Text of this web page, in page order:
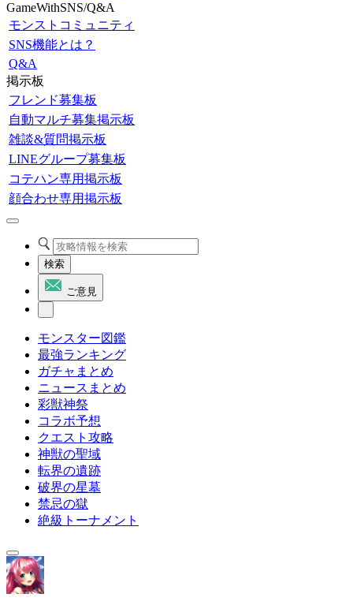
GameWithSNS/Q&A
モンストコミュニティ
SNS機能とは？
Q&A
掲示板
フレンド募集板
自動マルチ募集掲示板
雑談&質問掲示板
LINEグループ募集板
コテハン専用掲示板
顔合わせ専用掲示板
検索
ご意見
モンスター図鑑
最強ランキング
ガチャまとめ
ニュースまとめ
彩獣神祭
コラボ予想
クエスト攻略
神獣の聖域
転界の遺跡
破界の星墓
禁忌の獄
絶級トーナメント